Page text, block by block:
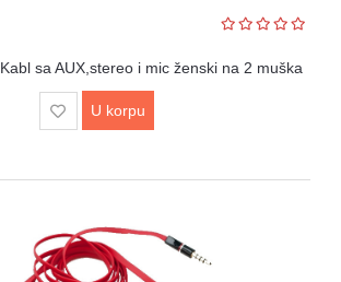
sa AUX,stereo i mic ženski na 2 muška
U korpu